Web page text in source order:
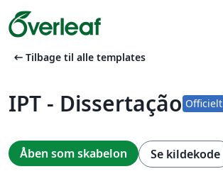
arrow_left_alt Tilbage til alle templates
IPT - Dissertação Officielt
Åben som skabelon Se kildekode